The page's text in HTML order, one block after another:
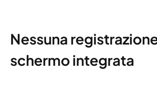
Nessuna
schermo integrata